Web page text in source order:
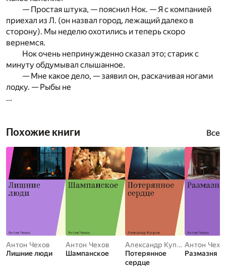
— Простая штука, — пояснил Нок. — Я с компанией
приехал из Л. (он назвал город, лежащий далеко в
сторону). Мы неделю охотились и теперь скоро
вернемся.
Нок очень непринужденно сказал это; старик с
минуту обдумывал слышанное.
— Мне какое дело, — заявил он, раскачивая ногами
лодку. — Рыбы не
...
Похожие книги Все
Антон Чехов
Лишние люди
Антон Чехов
Шампанское
Александр Куприн
Потерянное
сердце
Антон
Размазня